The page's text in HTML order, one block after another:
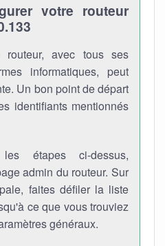
votre routeur
avec tous ses
informatiques, peut
Un bon point de départ
identifiants mentionnés
étapes ci-dessus,
admin du routeur. Sur
faites défiler la liste
ce que vous trouviez
généraux.